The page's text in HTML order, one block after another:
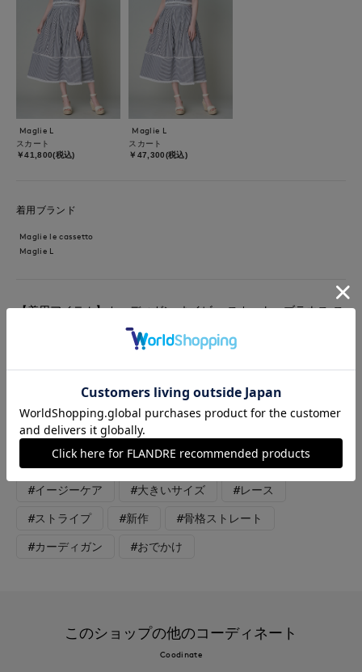
Maglie L
スカート
￥41,800(税込)
Maglie L
スカート
￥47,300(税込)
着用ブランド
Maglie le cassetto
Maglie L
【着用アイテム】カーディガン:ネイビー スカート、ブラウス:ス
トライプ 夏のきれい目お出かけコーディネート。小粒のパール
が上品な雰囲気のカーディガン。ゴールドホックがアクセントに
なります。ジャケットライクなしっかりした生地感できちんと感
があるので、学校行事にもおすすめです。
#スカート #セットアップ
#女子会 #デート #ウォッシャブル
#イージーケア #大きいサイズ #レース
#ストライプ #新作 #骨格ストレート
#カーディガン #おでかけ
このショップの他のコーディネート
Coodinate